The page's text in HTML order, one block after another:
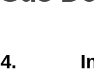
4.